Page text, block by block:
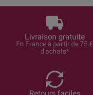
Livraison gratuite
En France à partir de 75 €
d'achats*